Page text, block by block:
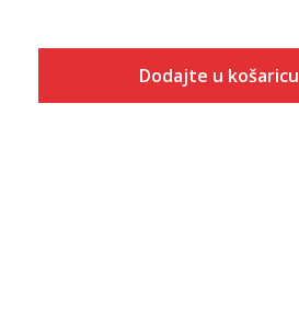
Dodajte u košaricu